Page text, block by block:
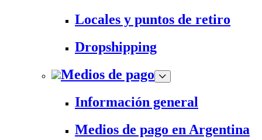
Locales y puntos de retiro
Dropshipping
Medios de pago
Información general
Medios de pago en Argentina